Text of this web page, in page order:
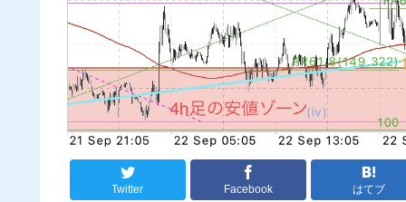
Twitter Facebook はてブ